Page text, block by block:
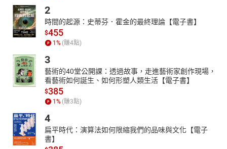
2
時間的起源：史蒂芬．霍金的最終理論【電子書】
$455
1% (賺4點)
3
藝術的40堂公開課：透過故事，走進藝術家創作現場，
看藝術如何誕生、如何形塑人類生活【電子書】
$385
1% (賺3點)
4
扁平時代：演算法如何限縮我們的品味與文化【電子
書】